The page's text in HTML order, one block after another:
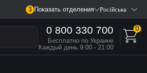
3 Показать отделения Російська
0 800 330 700
Бесплатно по Украине
Каждый день 9:00 - 21:00
0